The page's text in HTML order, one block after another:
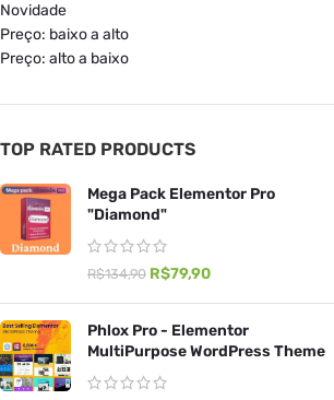
Novidade
Preço: baixo a alto
Preço: alto a baixo
TOP RATED PRODUCTS
Mega Pack Elementor Pro
"Diamond"
R$134,90 R$79,90
Phlox Pro - Elementor
MultiPurpose WordPress Theme